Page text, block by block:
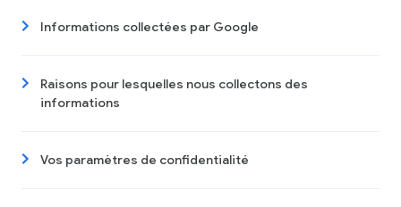
Informations collectées par Google
Raisons pour lesquelles nous collectons des
informations
Vos paramètres de confidentialité